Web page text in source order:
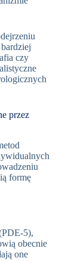
czy
przez
formę
5),
obecnie
one